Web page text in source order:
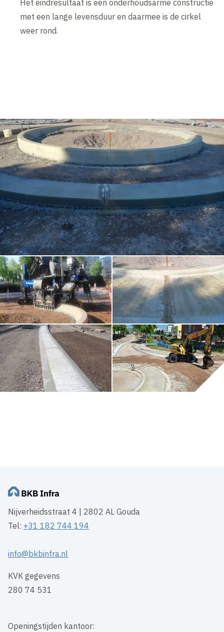
Het eindresultaat is een onderhoudsarme constructie
met een lange levensduur en daarmee is de cirkel
weer rond.
Nijverheidsstraat 4 | 2802 AL Gouda
Tel: +31 182 744 194
info@bkbinfra.nl
KVK gegevens
280 74 531
Openingstijden kantoor: